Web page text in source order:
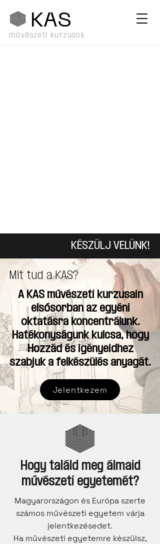
művészeti kurzusok
KAS
KÉSZÜLJ VELÜNK!
Mit tud a KAS?
A KAS művészeti kurzusain
elsősorban az egyéni
oktatásra koncentrálunk.
Hatékonyságunk kulcsa, hogy
Hozzád és igényeidhez
szabjuk a felkészülés anyagát.
Jelentkezem
Hogy találd meg álmaid
művészeti egyetemét?
Magyarországon és Európa szerte
számos művészeti egyetem várja
jelentkezésedet.
Ha művészeti egyetemre készülsz,